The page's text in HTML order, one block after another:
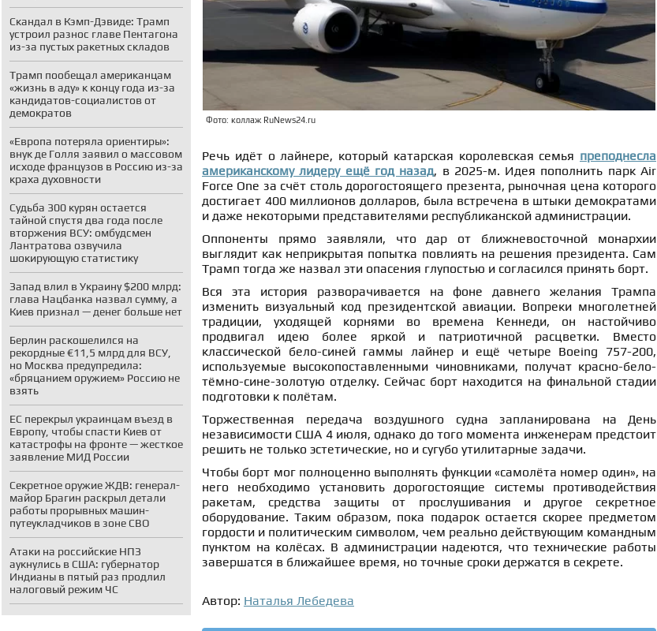
Скандал в Кэмп-Дэвиде: Трамп
устроил разнос главе Пентагона
из-за пустых ракетных складов
Трамп пообещал американцам
«жизнь в аду» к концу года из-за
кандидатов-социалистов от
демократов
«Европа потеряла ориентиры»:
внук де Голля заявил о массовом
исходе французов в Россию из-за
краха духовности
Судьба 300 курян остается
тайной спустя два года после
вторжения ВСУ: омбудсмен
Лантратова озвучила
шокирующую статистику
Запад влил в Украину $200 млрд:
глава Нацбанка назвал сумму, а
Киев признал — денег больше нет
Берлин раскошелился на
рекордные €11,5 млрд для ВСУ,
но Москва предупредила:
«бряцанием оружием» Россию не
взять
ЕС перекрыл украинцам въезд в
Европу, чтобы спасти Киев от
катастрофы на фронте — жесткое
заявление МИД России
Секретное оружие ЖДВ: генерал-
майор Брагин раскрыл детали
работы прорывных машин-
путеукладчиков в зоне СВО
Атаки на российские НПЗ
аукнулись в США: губернатор
Индианы в пятый раз продлил
налоговый режим ЧС
Фото: коллаж RuNews24.ru
Речь идёт о лайнере, который катарская королевская семья преподнесла
американскому лидеру ещё год назад, в 2025-м. Идея пополнить парк Air
Force One за счёт столь дорогостоящего презента, рыночная цена которого
достигает 400 миллионов долларов, была встречена в штыки демократами
и даже некоторыми представителями республиканской администрации.
Оппоненты прямо заявляли, что дар от ближневосточной монархии
выглядит как неприкрытая попытка повлиять на решения президента. Сам
Трамп тогда же назвал эти опасения глупостью и согласился принять борт.
Вся эта история разворачивается на фоне давнего желания Трампа
изменить визуальный код президентской авиации. Вопреки многолетней
традиции, уходящей корнями во времена Кеннеди, он настойчиво
продвигал идею более яркой и патриотичной расцветки. Вместо
классической бело-синей гаммы лайнер и ещё четыре Boeing 757-200,
используемые высокопоставленными чиновниками, получат красно-бело-
тёмно-сине-золотую отделку. Сейчас борт находится на финальной стадии
подготовки к полётам.
Торжественная передача воздушного судна запланирована на День
независимости США 4 июля, однако до того момента инженерам предстоит
решить не только эстетические, но и сугубо утилитарные задачи.
Чтобы борт мог полноценно выполнять функции «самолёта номер один», на
него необходимо установить дорогостоящие системы противодействия
ракетам, средства защиты от прослушивания и другое секретное
оборудование. Таким образом, пока подарок остается скорее предметом
гордости и политическим символом, чем реально действующим командным
пунктом на колёсах. В администрации надеются, что технические работы
завершатся в ближайшее время, но точные сроки держатся в секрете.
Автор: Наталья Лебедева